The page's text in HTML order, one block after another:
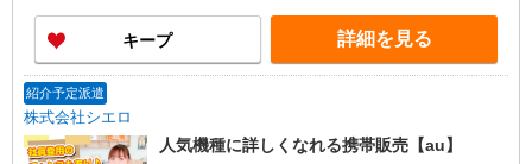
い・週払い可能（規程有）★ ゜・。○。・゜
+゜・。○。・゜+゜
キープ 詳細を見る
紹介予定派遣
株式会社シエロ
人気機種に詳しくなれる携帯販売【au】